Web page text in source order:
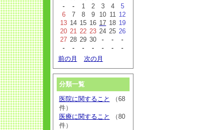
-
- 1 2 3 4
5
6
7 8 9 10 11 12
13 14 15 16 17 18 19
20 21 22 23 24 25 26
27 28 29 30 - -
-
-
- - - - -
-
前の月
次の月
分類一覧
医院に関すること
（68
件）
医療に関すること
（80
件）